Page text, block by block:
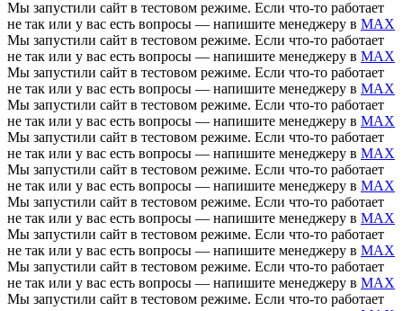
Мы запустили сайт в тестовом режиме. Если что-то работает
не так или у вас есть вопросы — напишите менеджеру в MAX
Мы запустили сайт в тестовом режиме. Если что-то работает
не так или у вас есть вопросы — напишите менеджеру в MAX
Мы запустили сайт в тестовом режиме. Если что-то работает
не так или у вас есть вопросы — напишите менеджеру в MAX
Мы запустили сайт в тестовом режиме. Если что-то работает
не так или у вас есть вопросы — напишите менеджеру в MAX
Мы запустили сайт в тестовом режиме. Если что-то работает
не так или у вас есть вопросы — напишите менеджеру в MAX
Мы запустили сайт в тестовом режиме. Если что-то работает
не так или у вас есть вопросы — напишите менеджеру в MAX
Мы запустили сайт в тестовом режиме. Если что-то работает
не так или у вас есть вопросы — напишите менеджеру в MAX
Мы запустили сайт в тестовом режиме. Если что-то работает
не так или у вас есть вопросы — напишите менеджеру в MAX
Мы запустили сайт в тестовом режиме. Если что-то работает
не так или у вас есть вопросы — напишите менеджеру в MAX
Мы запустили сайт в тестовом режиме. Если что-то работает